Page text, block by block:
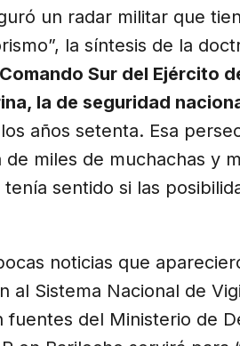
un radar militar que
la síntesis de la
Sur del Ejército
la de seguridad
años setenta. Esa
de miles de muchachas y
sentido si las
noticias que
al Sistema Nacional de
fuentes del Ministerio de